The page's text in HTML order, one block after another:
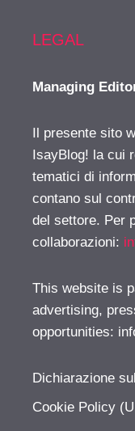
LEGAL
Managing
Il presente sito
IsayBlog! la cui
tematici di
contano sul
del settore. Per
collaborazioni:
This website is
advertising,
opportunities:
Dichiarazione
Cookie Policy